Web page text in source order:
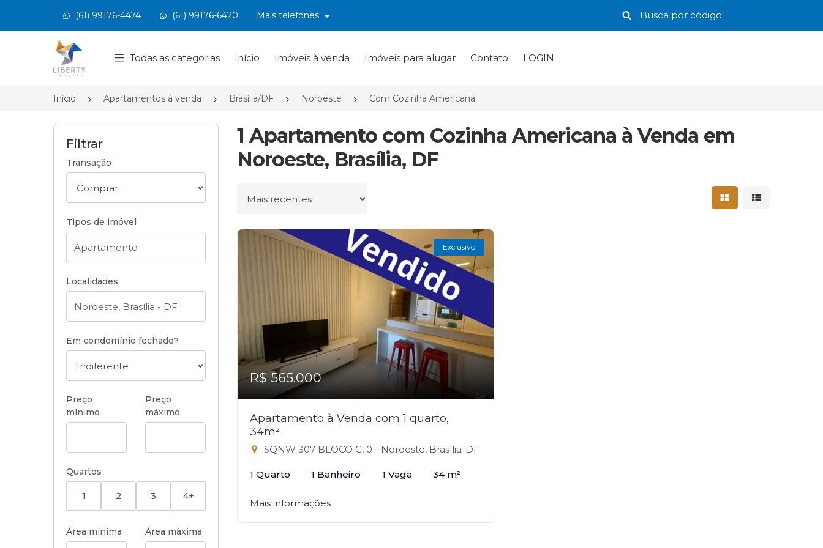
(61) 99176-4474 (61) 99176-6420 Mais telefones
Página inicial
Todas as categorias Início Imóveis à venda Imóveis para alugar Contato LOGIN
Início Apartamentos à venda Brasília/DF Noroeste Com Cozinha Americana
Filtrar
Transação
Tipos de imóvel
Localidades
Em condomínio fechado?
Preço
mínimo
Preço
máximo
Quartos
1 2 3 4+
Área mínima Área máxima
1 Apartamento com Cozinha Americana à Venda em
Noroeste, Brasília, DF
Ordenar por Mostrar resultados
Mostrar
Exclusivo
R$ 565.000
Apartamento à Venda com 1 quarto,
34m²
SQNW 307 BLOCO C, 0 - Noroeste, Brasília-DF
1 Quarto 1 Banheiro 1 Vaga 34 m²
Mais informações